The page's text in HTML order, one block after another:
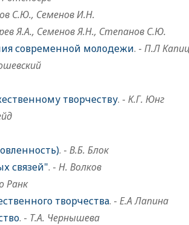
С.Ю., Семенов И.Н.
Я.А., Семенов Я.Н., Степанов С.Ю.
современной молодежи. - П.Л
творчеству. - К.Г. Юнг
. - В.Б. Блок
связей". - Н. Волков
Ранк
творчества. - Е.А Лапина
. - Т.А. Чернышева